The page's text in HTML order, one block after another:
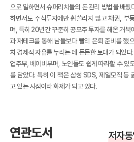
으로 일하면서 슈퍼리치들의 돈 관리 방법을 배
하면서도 주식투자에만 휩쓸리지 않고 채권, 부
며, 특히 20년간 꾸준히 공모주 투자를 해온 거북
과 재테크를 통해 남들보다 빨리 은퇴 준비를 했
치 경제적 자유를 누리는 데 든든한 토대가 되었
업주부, 베이비부머, 노인들도 쉽게 따라할 수 있
를 담았다. 특히 이 책은 삼성 SDS, 제일모직 등
고 있는 시점이라 화제가 되고 있다.
연관도서 저자